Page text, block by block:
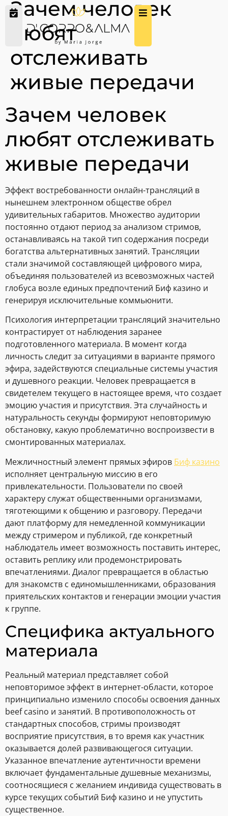
Зачем человек
любят
отслеживать
живые передачи
Зачем человек
любят отслеживать
живые передачи
Эффект востребованности онлайн-трансляций в
нынешнем электронном обществе обрел
удивительных габаритов. Множество аудитории
постоянно отдают период за анализом стримов,
останавливаясь на такой тип содержания посреди
богатства альтернативных занятий. Трансляции
стали значимой составляющей цифрового мира,
объединяя пользователей из всевозможных частей
глобуса возле единых предпочтений Биф казино и
генерируя исключительные коммьюнити.
Психология интерпретации трансляций значительно
контрастирует от наблюдения заранее
подготовленного материала. В момент когда
личность следит за ситуациями в варианте прямого
эфира, задействуются специальные системы участия
и душевного реакции. Человек превращается в
свидетелем текущего в настоящее время, что создает
эмоцию участия и присутствия. Эта случайность и
натуральность секунды формируют неповторимую
обстановку, какую проблематично воспроизвести в
смонтированных материалах.
Межличностный элемент прямых эфиров Биф казино
исполняет центральную миссию в его
привлекательности. Пользователи по своей
характеру служат общественными организмами,
тяготеющими к общению и разговору. Передачи
дают платформу для немедленной коммуникации
между стримером и публикой, где конкретный
наблюдатель имеет возможность поставить интерес,
оставить реплику или продемонстрировать
впечатлениями. Диалог превращается в областью
для знакомств с единомышленниками, образования
приятельских контактов и генерации эмоции участия
к группе.
Специфика актуального
материала
Реальный материал представляет собой
неповторимое эффект в интернет-области, которое
принципиально изменило способы освоения данных
beef casino и занятий. В противоположность от
стандартных способов, стримы производят
восприятие присутствия, в то время как участник
оказывается долей развивающегося ситуации.
Указанное впечатление аутентичности времени
включает фундаментальные душевные механизмы,
соотносящиеся с желанием индивида существовать в
курсе текущих событий Биф казино и не упустить
существенное.